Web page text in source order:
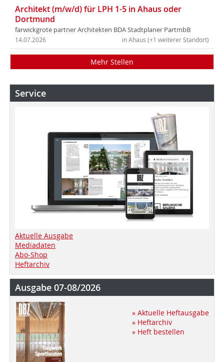
Architekt (m/w/d) für LPH 1-5 in Ahaus oder
Dortmund
farwickgrote partner Architekten BDA Stadtplaner PartmbB
in Ahaus (+1 weiterer Standort)
14.07.2026
Mehr Stellen
Service
Aktuelle Ausgabe
Mediadaten
Abo-Shop
Heftarchiv
Ausgabe 07-08/2026
» Aktuelle Heftausgabe
» Heftarchiv
» Heft bestellen